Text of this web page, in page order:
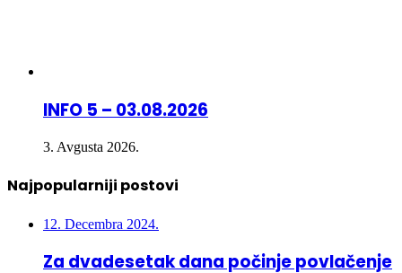
INFO 5 – 03.08.2026
3. Avgusta 2026.
Najpopularniji postovi
12. Decembra 2024.
Za dvadesetak dana počinje povlačenje